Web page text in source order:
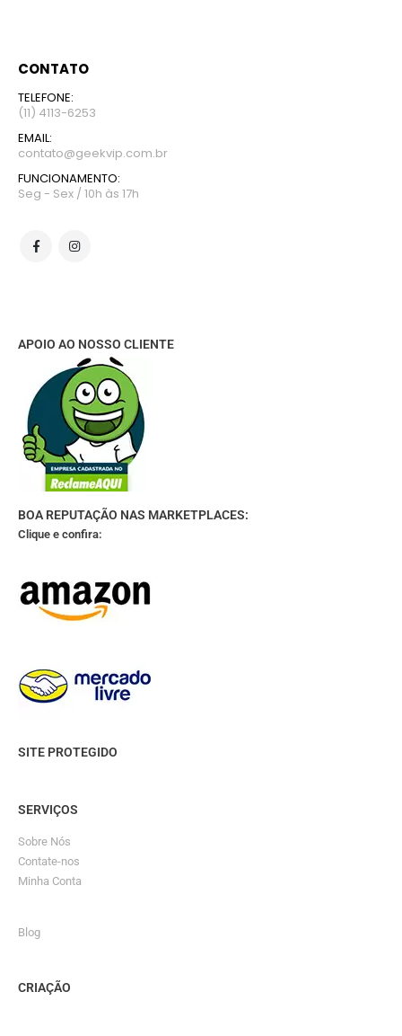
CONTATO
TELEFONE:
(11) 4113-6253
EMAIL:
contato@geekvip.com.br
FUNCIONAMENTO:
Seg - Sex / 10h às 17h
APOIO AO NOSSO CLIENTE
BOA REPUTAÇÃO NAS MARKETPLACES:
Clique e confira:
SITE PROTEGIDO
SERVIÇOS
Sobre Nós
Contate-nos
Minha Conta
Blog
CRIAÇÃO